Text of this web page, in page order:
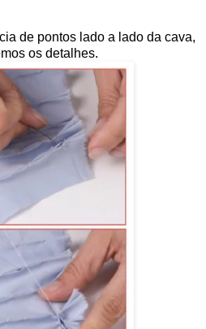
de pontos lado a lado da cava,
os detalhes.